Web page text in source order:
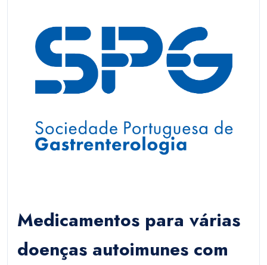
Medicamentos para várias
doenças autoimunes com